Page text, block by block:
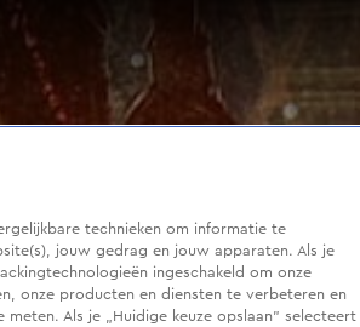
technieken om informatie te
jouw gedrag en jouw apparaten. Als je
ingeschakeld om onze
onze producten en diensten te verbeteren en
Als je „Huidige keuze opslaan” selecteert